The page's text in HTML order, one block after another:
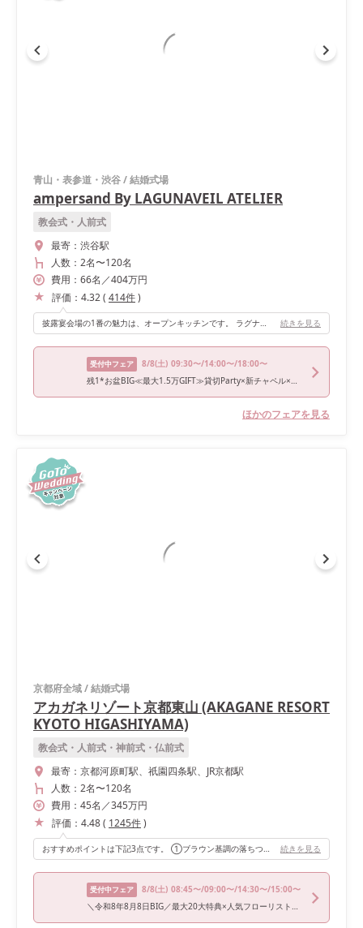
青山・表参道・渋谷/結婚式場
ampersand By LAGUNAVEIL ATELIER
教会式・人前式
最寄： 渋谷駅
人数： 2名〜120名
費用： 66名 ／404万円
評価： 4.32( 414件)
披露宴会場の1番の魅力は、オープンキッチンです。 ラグナヴェールアトリエ（LAGUNAVEIL ATELIER）さんは披露宴会場が2つあり、それぞれに違った良さがあります。 見た目の可愛さは、私の好みではもう一方の会場でしたが、ゲストの皆様に楽しんでもらいたい、喜んでもらいたいというコンセプトに合うのは絶対にオープンキッチンがある方だと思い決定しました。 温かいうちにすぐに料理を運べるからか、実際にほとんどのゲストから「料理がおいしかった」と言ってもらえて大満足です。 続きを見る
受付中フェア 8/8(土) 09:30〜/14:00〜/18:00〜
残1*お盆BIG≪最大1.5万GIFT≫貸切Party×新チャペル×豪華試食
ほかのフェアを見る
京都府全域/結婚式場
アカガネリゾート京都東山 (AKAGANE RESORT
KYOTO HIGASHIYAMA)
教会式・人前式・神前式・仏前式
最寄： 京都河原町駅、祇園四条駅、JR京都駅
人数： 2名〜120名
費用： 45名 ／345万円
評価： 4.48( 1245件)
おすすめポイントは下記3点です。 ➀ブラウン基調の落ちついた雰囲気 → 幅広い年代のゲストにお越し頂くため、落ち着いた色味の会場を選びました。珍しい灯ろうのシャンデリアや、メインテーブルのバック一面に広がる緑も良かったです◎ ②扇形で、「ゲスト全員の顔が見える」こと → よくある正方形や長方形の会場だと、遠くから新郎新婦が見にくかったり、その逆も然りです。（特に一番後ろの親族）ゲストひとりひとりとお話することは難しくとも、皆様の顔が見えることは重視していました。 ③プライベートキッチン併設 → 美味しいお料理を一秒でも早く食べて頂きたかったので、キッチン併設は必須事項でした。 続きを見る
受付中フェア 8/8(土) 08:45〜/09:00〜/14:30〜/15:00〜
＼令和8年8月8日BIG／最大20大特典×人気フローリストのコーディネート見学